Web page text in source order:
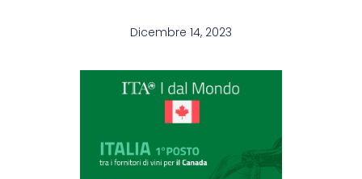
Dicembre 14, 2023